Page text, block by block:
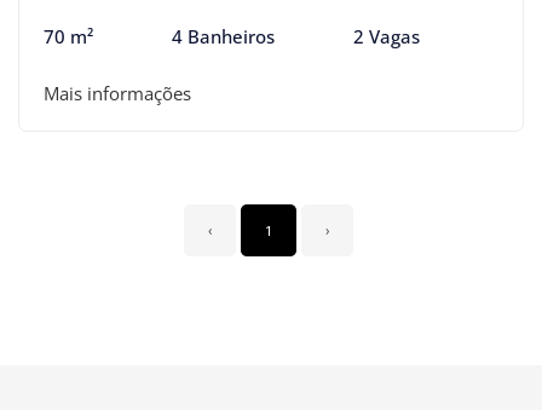
70 m² 4 Banheiros 2 Vagas
Mais informações
‹ 1 ›